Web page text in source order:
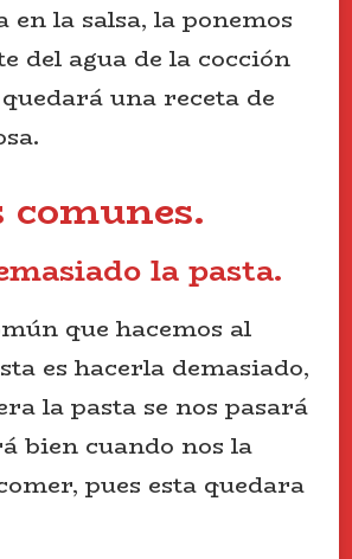
en la salsa, la ponemos
del agua de la cocción
una receta de
la pasta.
que hacemos al
es hacerla demasiado,
la pasta se nos pasará
bien cuando nos la
pues esta quedara